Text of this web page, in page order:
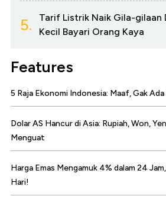
5.
Tarif Listrik Naik Gila-gilaan
Kecil Bayari Orang Kaya
Features
5 Raja Ekonomi Indonesia: Maaf, Gak Ada
Dolar AS Hancur di Asia: Rupiah, Won,
Menguat
Harga Emas Mengamuk 4% dalam 24
Hari!